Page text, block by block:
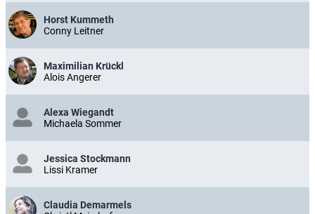
Horst Kummeth
Conny Leitner
Maximilian Krückl
Alois Angerer
Alexa Wiegandt
Michaela Sommer
Jessica Stockmann
Lissi Kramer
Claudia Demarmels